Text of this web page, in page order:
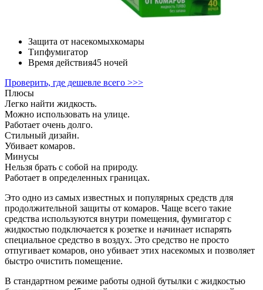
Защита от насекомыхкомары
Типфумигатор
Время действия45 ночей
Проверить, где дешевле всего >>>
Плюсы
Легко найти жидкость.
Можно использовать на улице.
Работает очень долго.
Стильный дизайн.
Убивает комаров.
Минусы
Нельзя брать с собой на природу.
Работает в определенных границах.
Это одно из самых известных и популярных средств для
продолжительной защиты от комаров. Чаще всего такие
средства используются внутри помещения, фумигатор с
жидкостью подключается к розетке и начинает испарять
специальное средство в воздух. Это средство не просто
отпугивает комаров, оно убивает этих насекомых и позволяет
быстро очистить помещение.
В стандартном режиме работы одной бутылки с жидкостью